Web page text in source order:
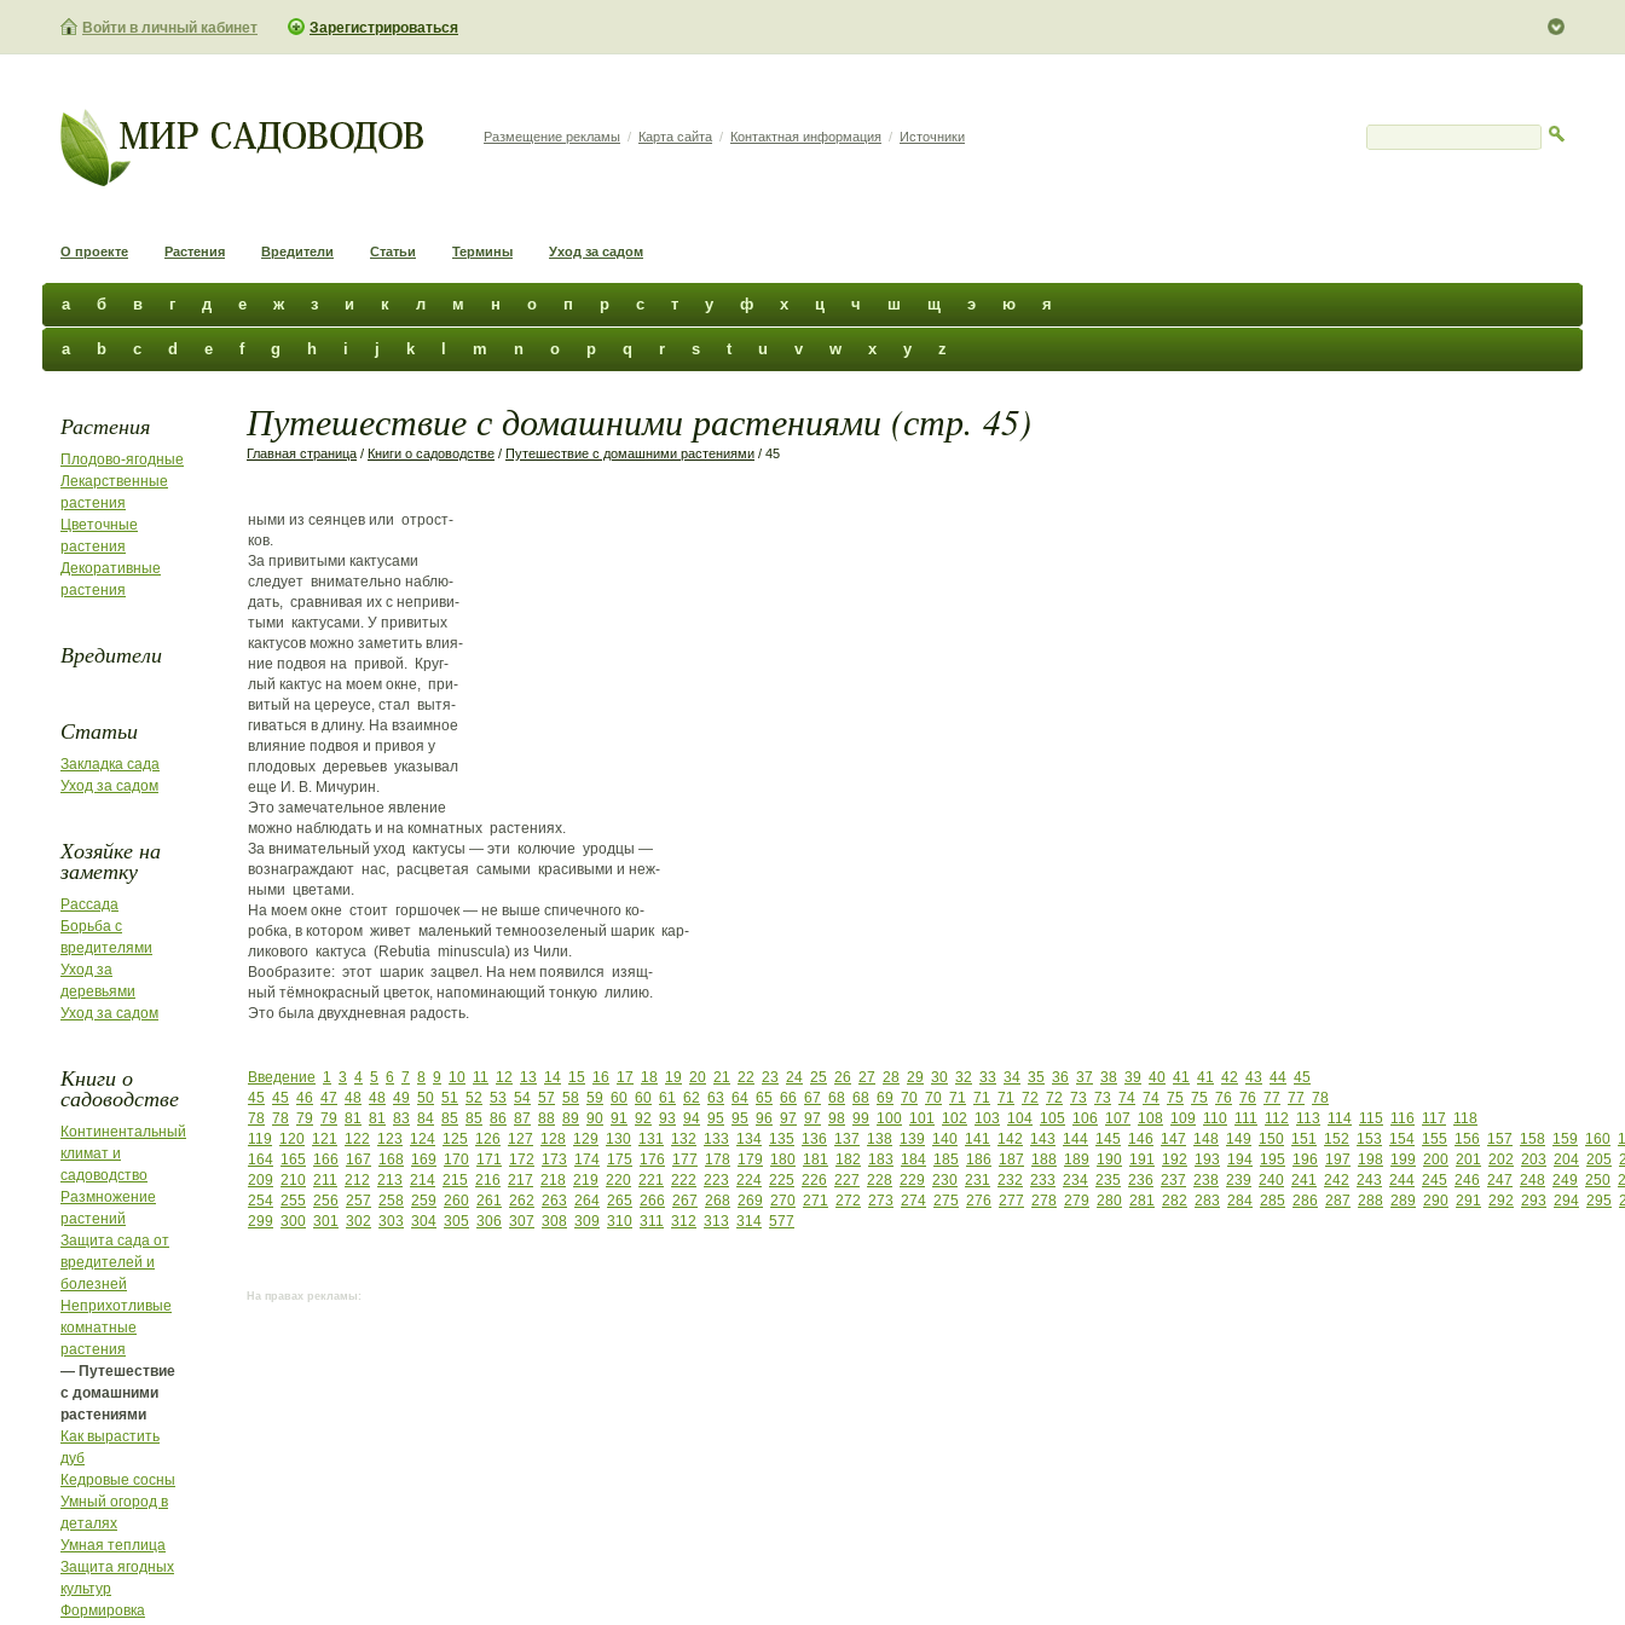
Войти в личный кабинет Зарегистрироваться
Размещение рекламы / Карта сайта / Контактная информация / Источники
О проекте Растения Вредители Статьи Термины Уход за садом
а б в г д е ж з и к л м н о п р с т у ф х ц ч ш щ э ю я
a b c d e f g h i j k m n o p q r s t u v w x y z
Растения
Плодово-ягодные
Лекарственные
растения
Цветочные
растения
Декоративные
растения
Вредители
Статьи
Закладка сада
Уход за садом
Хозяйке на
заметку
Рассада
Борьба с
вредителями
Уход за
деревьями
Уход за садом
Книги о
садоводстве
Континентальный
климат и
садоводство
Размножение
растений
Защита сада от
вредителей и
болезней
Неприхотливые
комнатные
растения
— Путешествие
с домашними
растениями
Как вырастить
дуб
Кедровые сосны
Умный огород в
деталях
Умная теплица
Защита ягодных
культур
Формировка
Путешествие с домашними растениями (стр. 45)
Главная страница / Книги о садоводстве / Путешествие с домашними растениями / 45
ными из сеянцев или отрост-
ков.
За привитыми кактусами
следует внимательно наблю-
дать, сравнивая их с неприви-
тыми кактусами. У привитых
кактусов можно заметить влия-
ние подвоя на привой. Круг-
лый кактус на моем окне, при-
витый на цереусе, стал вытя-
гиваться в длину. На взаимное
влияние подвоя и привоя у
плодовых деревьев указывал
еще И. В. Мичурин.
Это замечательное явление
можно наблюдать и на комнатных растениях.
За внимательный уход кактусы — эти колючие уродцы —
вознаграждают нас, расцветая самыми красивыми и неж-
ными цветами.
На моем окне стоит горшочек — не выше спичечного ко-
робка, в котором живет маленький темноозеленый шарик кар-
ликового кактуса (Rebutia minuscula) из Чили.
Вообразите: этот шарик зацвел. На нем появился изящ-
ный тёмнокрасный цветок, напоминающий тонкую лилию.
Это была двухдневная радость.
Введение 1 3 4 5 6 7 8 9 10 11 12 13 14 15 16 17 18 19 20 21 22 23 24 25 26 27 28 29 30 32 33 34 35 36 37 38 39 40 41 41 42 43 44 45
45 45 46 47 48 48 49 50 51 52 53 54 57 58 59 60 60 61 62 63 64 65 66 67 68 68 69 70 70 71 71 71 72 72 73 73 74 74 75 75 76 76 77 77 78
78 78 79 79 81 81 83 84 85 85 86 87 88 89 90 91 92 93 94 95 95 96 97 97 98 99 100 101 102 103 104 105 106 107 108 109 110 111 112 113 114 115 116 117 118
119 120 121 122 123 124 125 126 127 128 129 130 131 132 133 134 135 136 137 138 139 140 141 142 143 144 145 146 147 148 149 150 151 152 153 154 155 156 157 158 159 160
164 165 166 167 168 169 170 171 172 173 174 175 176 177 178 179 180 181 182 183 184 185 186 187 188 189 190 191 192 193 194 195 196 197 198 199 200 201 202 203 204 205
209 210 211 212 213 214 215 216 217 218 219 220 221 222 223 224 225 226 227 228 229 230 231 232 233 234 235 236 237 238 239 240 241 242 243 244 245 246 247 248 249 250
254 255 256 257 258 259 260 261 262 263 264 265 266 267 268 269 270 271 272 273 274 275 276 277 278 279 280 281 282 283 284 285 286 287 288 289 290 291 292 293 294 295
299 300 301 302 303 304 305 306 307 308 309 310 311 312 313 314 577
На правах рекламы: